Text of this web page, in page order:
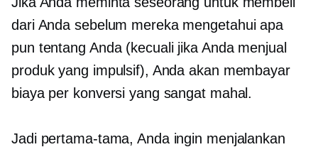
dari Anda sebelum mereka mengetahui apa
pun tentang Anda (kecuali jika Anda menjual
produk yang impulsif), Anda akan membayar
biaya per konversi yang sangat mahal.
Jadi pertama-tama, Anda ingin menjalankan